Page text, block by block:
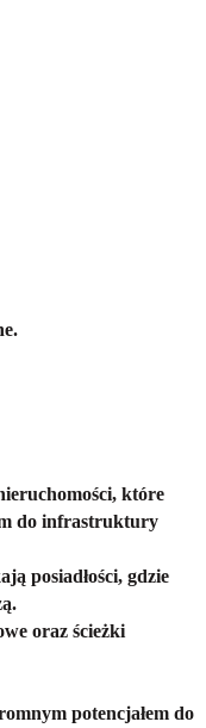
które
do infrastruktury
posiadłości, gdzie
oraz ścieżki
potencjałem do